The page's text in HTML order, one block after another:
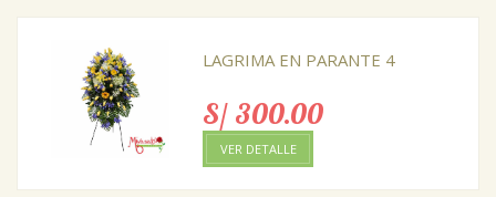
LAGRIMA EN PARANTE 4
S/ 300.00
VER DETALLE